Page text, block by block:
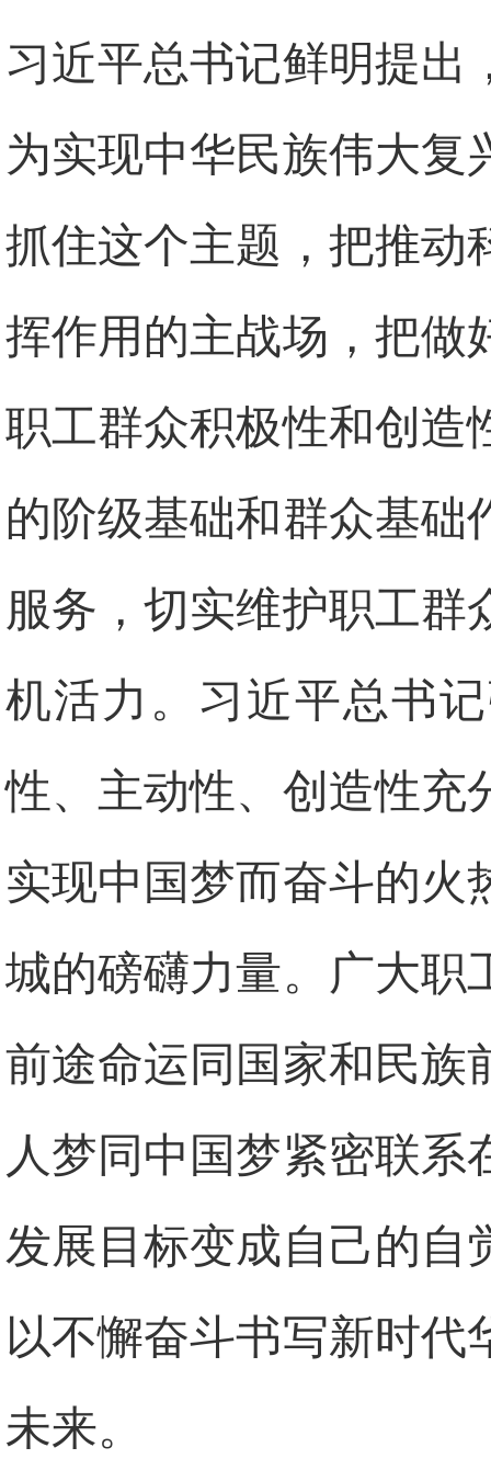
习近平总书记鲜明提出
为实现中华民族伟大复
抓住这个主题，把推动
挥作用的主战场，把做
职工群众积极性和创造
的阶级基础和群众基础
服务，切实维护职工群
机活力。习近平总书
性、主动性、创造性充
实现中国梦而奋斗的火
城的磅礴力量。广大职
前途命运同国家和民族
人梦同中国梦紧密联系
发展目标变成自己的自
以不懈奋斗书写新时代
未来。